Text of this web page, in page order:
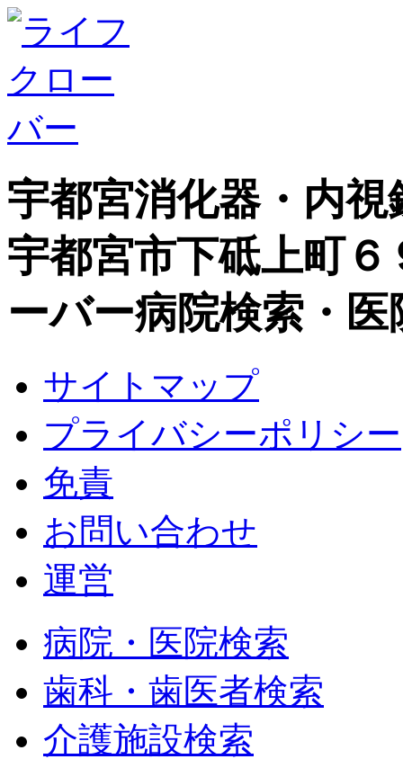
宇都宮消化器・内
宇都宮市下砥上町
ーバー病院検索・医
サイトマップ
プライバシーポリシー
免責
お問い合わせ
運営
病院・医院検索
歯科・歯医者検索
介護施設検索